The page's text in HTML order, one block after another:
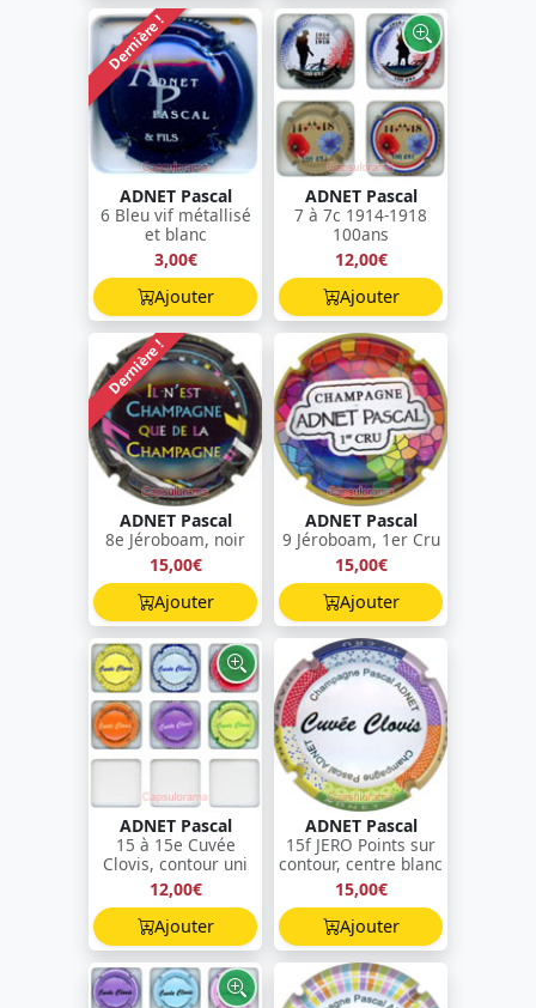
Dernière !
ADNET Pascal
6 Bleu vif métallisé
et blanc
3,00€
Ajouter
ADNET Pascal
7 à 7c 1914-1918
100ans
12,00€
Ajouter
Dernière !
ADNET Pascal
8e Jéroboam, noir
15,00€
Ajouter
ADNET Pascal
9 Jéroboam, 1er Cru
15,00€
Ajouter
ADNET Pascal
15 à 15e Cuvée
Clovis, contour uni
12,00€
Ajouter
ADNET Pascal
15f JERO Points sur
contour, centre blanc
15,00€
Ajouter